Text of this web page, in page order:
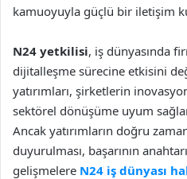
kamuoyuyla güçlü bir iletişim
N24 yetkilisi, iş dünyasında
dijitalleşme sürecine etkisini
yatırımları, şirketlerin
sektörel dönüşüme uyum
Ancak yatırımların doğru
duyurulması, başarının
gelişmelere N24 iş dünyası